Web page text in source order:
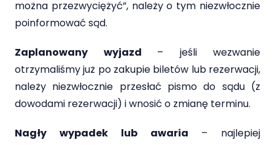
można przezwyciężyć”, należy o tym niezwłocznie
poinformować sąd.
Zaplanowany wyjazd – jeśli wezwanie
otrzymaliśmy już po zakupie biletów lub rezerwacji,
należy niezwłocznie przesłać pismo do sądu (z
dowodami rezerwacji) i wnosić o zmianę terminu.
Nagły wypadek lub awaria – najlepiej